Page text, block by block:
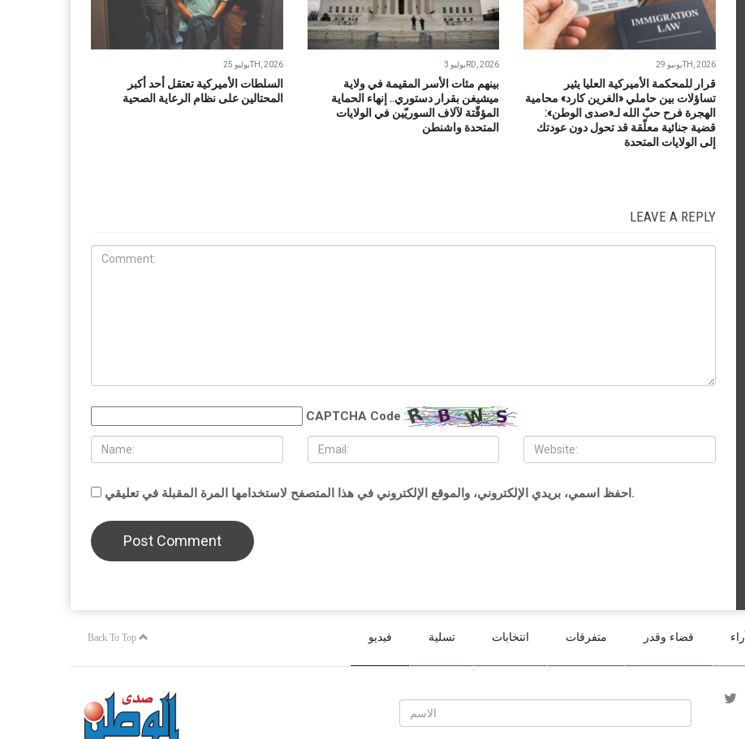
يوليو 25TH, 2026
السلطات الأميركية تعتقل أحد أكبر
المحتالين على نظام الرعاية الصحية
يوليو 3RD, 2026
بينهم مئات الأسر المقيمة في ولاية
ميشيغن بقرار دستوري.. إنهاء الحماية
المؤقّتة لآلاف السوريّين في الولايات
المتحدة واشنطن
يونيو 29TH, 2026
قرار للمحكمة الأميركية العليا يثير
تساؤلات بين حاملي «الغرين كارد» محامية
الهجرة فرح حبّ الله لـ«صدى الوطن»:
قضية جنائية معلّقة قد تحول دون عودتك
إلى الولايات المتحدة
LEAVE A REPLY
CAPTCHA Code
احفظ اسمي، بريدي الإلكتروني، والموقع الإلكتروني في هذا المتصفح لاستخدامها المرة المقبلة في تعليقي.
آراء قضاء وقدر متفرقات انتخابات تسلية فيديو Back To Top